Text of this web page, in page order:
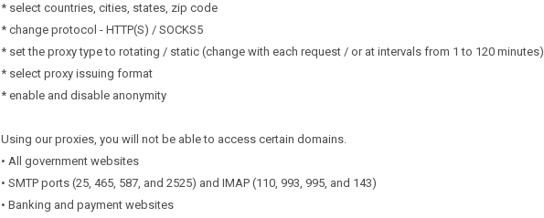
* select countries, cities, states, zip code
* change protocol - HTTP(S) / SOCKS5
* set the proxy type to rotating / static (change with each request / or at intervals from 1 to 120 minutes)
* select proxy issuing format
* enable and disable anonymity
Using our proxies, you will not be able to access certain domains.
• All government websites
• SMTP ports (25, 465, 587, and 2525) and IMAP (110, 993, 995, and 143)
• Banking and payment websites